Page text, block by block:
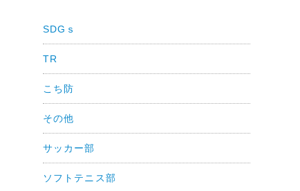
SDGｓ
TR
こち防
その他
サッカー部
ソフトテニス部